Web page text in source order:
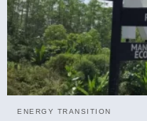
ENERGY TRANSITION